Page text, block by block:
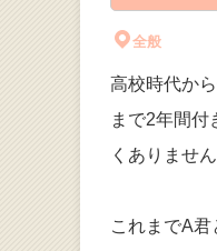
全般
高校時代か
まで2年間
くありませ
これまでA